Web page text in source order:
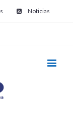
Noticias